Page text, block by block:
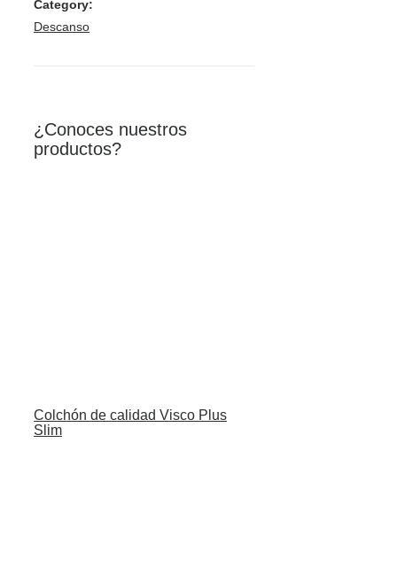
Category:
Descanso
¿Conoces nuestros
productos?
Colchón de calidad Visco Plus
Slim